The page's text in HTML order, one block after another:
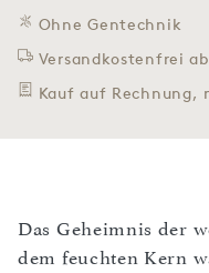
Ohne Gentechnik
Versandkostenfrei
Kauf auf Rechnung,
Das Geheimnis der
dem feuchten Kern